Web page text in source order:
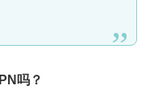
吗？